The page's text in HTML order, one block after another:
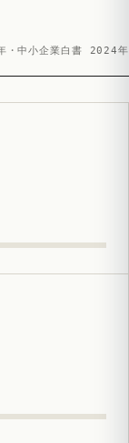
・中小企業白書 2024年